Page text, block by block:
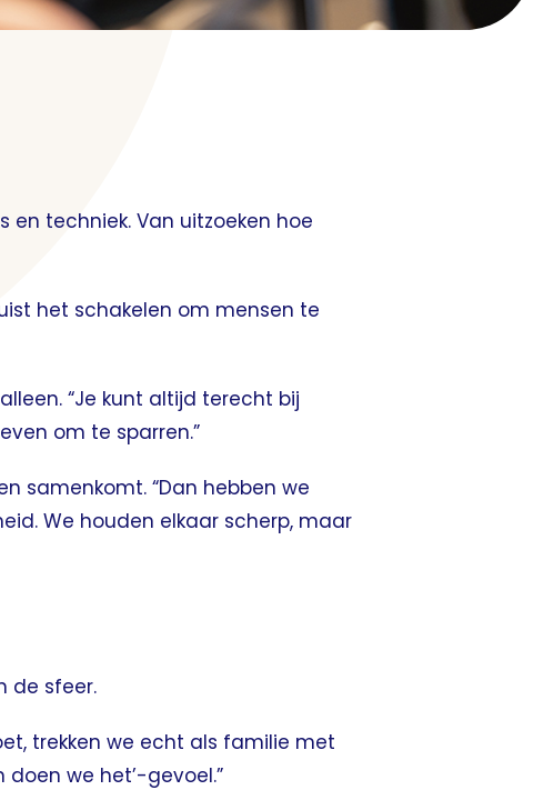
en techniek. Van uitzoeken hoe
het schakelen om mensen te
“Je kunt altijd terecht bij
om te sparren.”
samenkomt. “Dan hebben we
We houden elkaar scherp, maar
de sfeer.
trekken we echt als familie met
we het’-gevoel.”